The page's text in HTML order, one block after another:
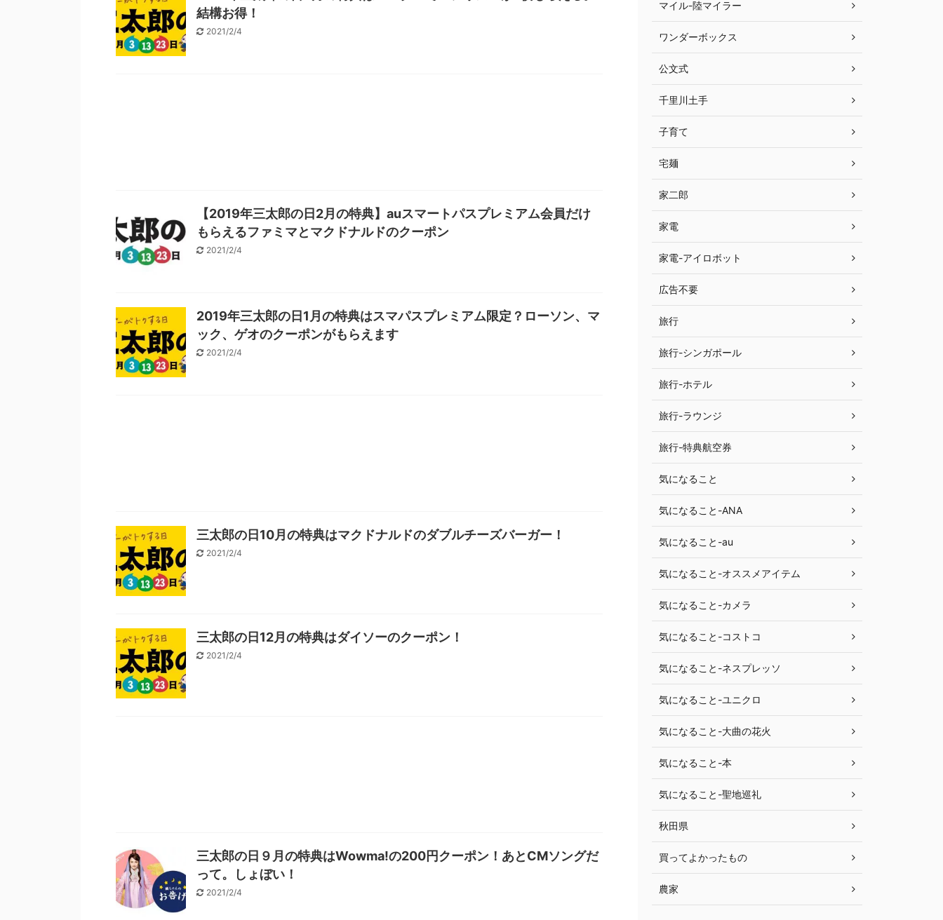
結構お得！
2021/2/4
【2019年三太郎の日2月の特典】auスマートパスプレミアム会員だけ
もらえるファミマとマクドナルドのクーポン
2021/2/4
2019年三太郎の日1月の特典はスマパスプレミアム限定？ローソン、マ
ック、ゲオのクーポンがもらえます
2021/2/4
三太郎の日10月の特典はマクドナルドのダブルチーズバーガー！
2021/2/4
三太郎の日12月の特典はダイソーのクーポン！
2021/2/4
三太郎の日９月の特典はWowma!の200円クーポン！あとCMソングだ
って。しょぼい！
2021/2/4
マイル-陸マイラー
ワンダーボックス
公文式
千里川土手
子育て
宅麺
家二郎
家電
家電-アイロボット
広告不要
旅行
旅行-シンガポール
旅行-ホテル
旅行-ラウンジ
旅行-特典航空券
気になること
気になること-ANA
気になること-au
気になること-オススメアイテム
気になること-カメラ
気になること-コストコ
気になること-ネスプレッソ
気になること-ユニクロ
気になること-大曲の花火
気になること-本
気になること-聖地巡礼
秋田県
買ってよかったもの
農家